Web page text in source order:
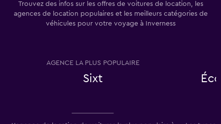
Trouvez des infos sur les offres de voitures de location, les
agences de location populaires et les meilleurs catégories de
véhicules pour votre voyage à Inverness
AGENCE LA PLUS POPULAIRE
Sixt